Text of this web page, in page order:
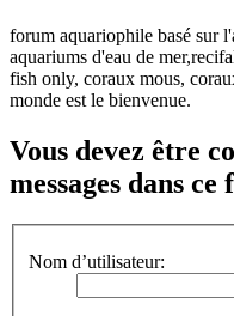
forum aquariophile basé sur
aquariums d'eau de
fish only, coraux mous,
monde est le bienvenue.
Vous devez être
messages dans ce
Nom d’utilisateur: